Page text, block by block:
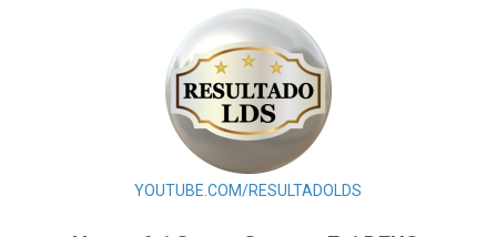
YOUTUBE.COM/RESULTADOLDS